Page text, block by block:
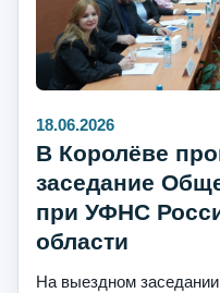
18.06.2026
В Королёве
заседание
при УФНС
области
На выездном